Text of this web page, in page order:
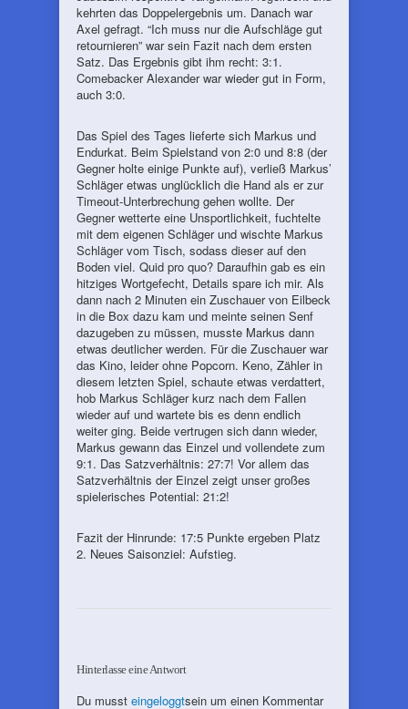
kehrten das Doppelergebnis um. Danach war
Axel gefragt. “Ich muss nur die Aufschläge gut
retournieren” war sein Fazit nach dem ersten
Satz. Das Ergebnis gibt ihm recht: 3:1.
Comebacker Alexander war wieder gut in Form,
auch 3:0.
Das Spiel des Tages lieferte sich Markus und
Endurkat. Beim Spielstand von 2:0 und 8:8 (der
Gegner holte einige Punkte auf), verließ Markus’
Schläger etwas unglücklich die Hand als er zur
Timeout-Unterbrechung gehen wollte. Der
Gegner wetterte eine Unsportlichkeit, fuchtelte
mit dem eigenen Schläger und wischte Markus
Schläger vom Tisch, sodass dieser auf den
Boden viel. Quid pro quo? Daraufhin gab es ein
hitziges Wortgefecht, Details spare ich mir. Als
dann nach 2 Minuten ein Zuschauer von Eilbeck
in die Box dazu kam und meinte seinen Senf
dazugeben zu müssen, musste Markus dann
etwas deutlicher werden. Für die Zuschauer war
das Kino, leider ohne Popcorn. Keno, Zähler in
diesem letzten Spiel, schaute etwas verdattert,
hob Markus Schläger kurz nach dem Fallen
wieder auf und wartete bis es denn endlich
weiter ging. Beide vertrugen sich dann wieder,
Markus gewann das Einzel und vollendete zum
9:1. Das Satzverhältnis: 27:7! Vor allem das
Satzverhältnis der Einzel zeigt unser großes
spielerisches Potential: 21:2!
Fazit der Hinrunde: 17:5 Punkte ergeben Platz
2. Neues Saisonziel: Aufstieg.
Hinterlasse eine Antwort
Du musst eingeloggtsein um einen Kommentar